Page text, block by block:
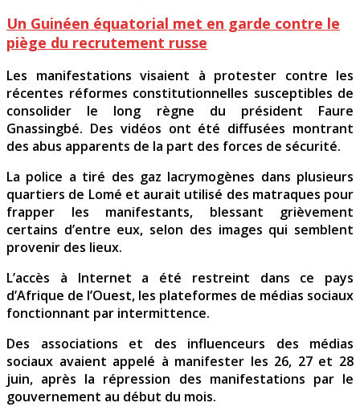
Un Guinéen équatorial met en garde contre le
piège du recrutement russe
Les manifestations visaient à protester contre les
récentes réformes constitutionnelles susceptibles de
consolider le long règne du président Faure
Gnassingbé. Des vidéos ont été diffusées montrant
des abus apparents de la part des forces de sécurité.
La police a tiré des gaz lacrymogènes dans plusieurs
quartiers de Lomé et aurait utilisé des matraques pour
frapper les manifestants, blessant grièvement
certains d’entre eux, selon des images qui semblent
provenir des lieux.
L’accès à Internet a été restreint dans ce pays
d’Afrique de l’Ouest, les plateformes de médias sociaux
fonctionnant par intermittence.
Des associations et des influenceurs des médias
sociaux avaient appelé à manifester les 26, 27 et 28
juin, après la répression des manifestations par le
gouvernement au début du mois.